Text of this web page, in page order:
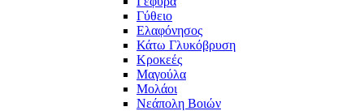
Γύθειο
Ελαφόνησος
Κάτω Γλυκόβρυση
Κροκεές
Μαγούλα
Μολάοι
Νεάπολη Βοιών